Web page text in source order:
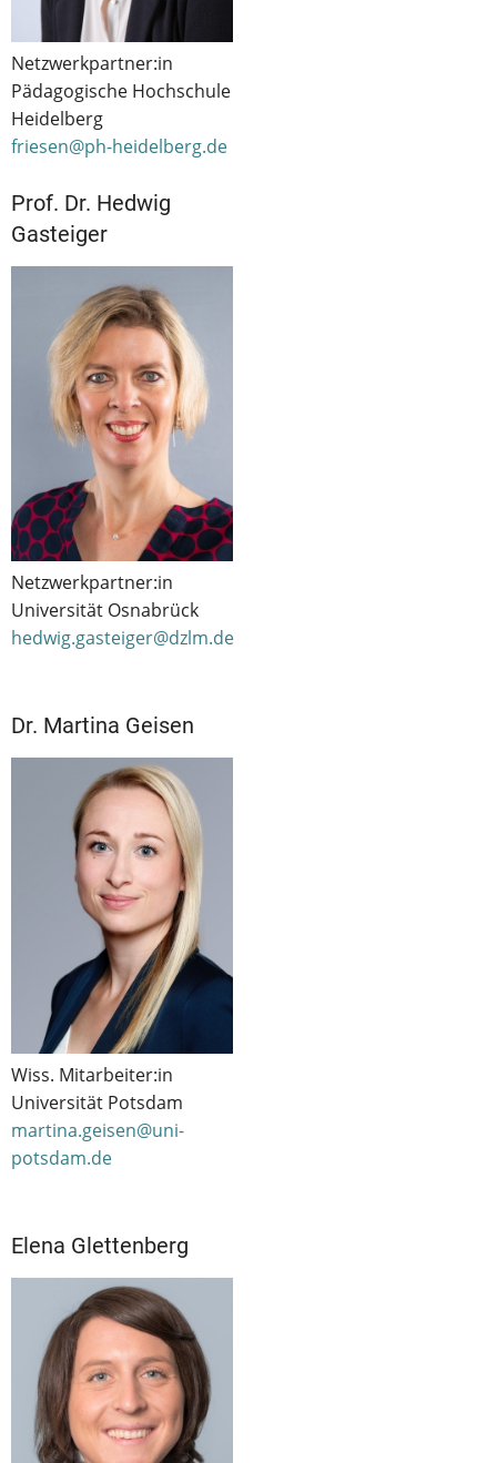
Netzwerkpartner:in
Pädagogische Hochschule
Heidelberg
friesen@ph-heidelberg.de
Prof. Dr. Hedwig
Gasteiger
Netzwerkpartner:in
Universität Osnabrück
hedwig.gasteiger@dzlm.de
Dr. Martina Geisen
Wiss. Mitarbeiter:in
Universität Potsdam
martina.geisen@uni-
potsdam.de
Elena Glettenberg